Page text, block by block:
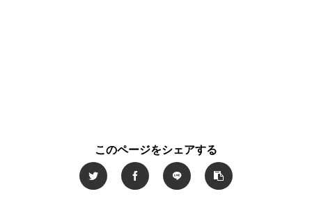
このページをシェアする